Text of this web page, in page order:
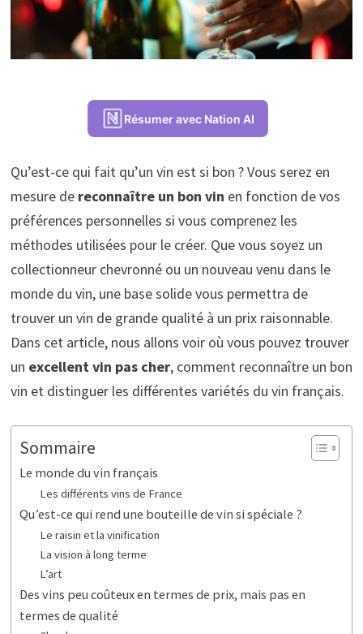
Résumer avec Nation AI
Qu’est-ce qui fait qu’un vin est si bon ? Vous serez en
mesure de reconnaître un bon vin en fonction de vos
préférences personnelles si vous comprenez les
méthodes utilisées pour le créer. Que vous soyez un
collectionneur chevronné ou un nouveau venu dans le
monde du vin, une base solide vous permettra de
trouver un vin de grande qualité à un prix raisonnable.
Dans cet article, nous allons voir où vous pouvez trouver
un excellent vin pas cher, comment reconnaître un bon
vin et distinguer les différentes variétés du vin français.
Sommaire
Le monde du vin français
Les différents vins de France
Qu’est-ce qui rend une bouteille de vin si spéciale ?
Le raisin et la vinification
La vision à long terme
L’art
Des vins peu coûteux en termes de prix, mais pas en
termes de qualité